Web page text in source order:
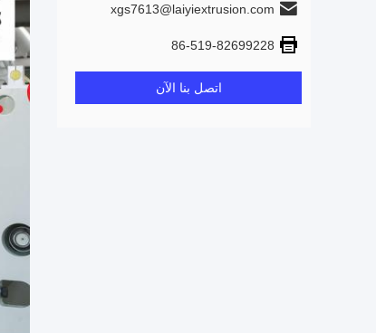
xgs7613@laiyiextrusion.com
86-519-82699228
اتصل بنا الآن